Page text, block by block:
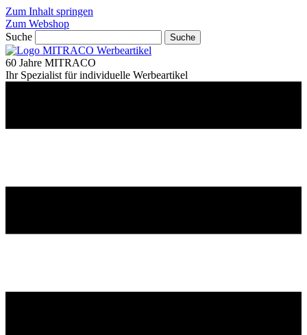
Zum Inhalt springen
Zum Webshop
Suche
Suche
60 Jahre MITRACO
Ihr Spezialist für individuelle Werbeartikel